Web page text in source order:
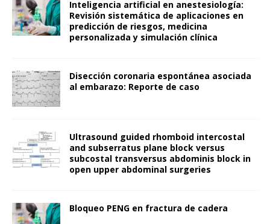
Inteligencia artificial en anestesiología:
Revisión sistemática de aplicaciones en
predicción de riesgos, medicina
personalizada y simulación clínica
Disección coronaria espontánea asociada
al embarazo: Reporte de caso
Ultrasound guided rhomboid intercostal
and subserratus plane block versus
subcostal transversus abdominis block in
open upper abdominal surgeries
Bloqueo PENG en fractura de cadera